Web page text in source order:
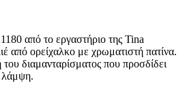
από το εργαστήριο της Tina
από ορείχαλκο με χρωματιστή πατίνα.
διαμανταρίσματος που προσδίδει
λάμψη.